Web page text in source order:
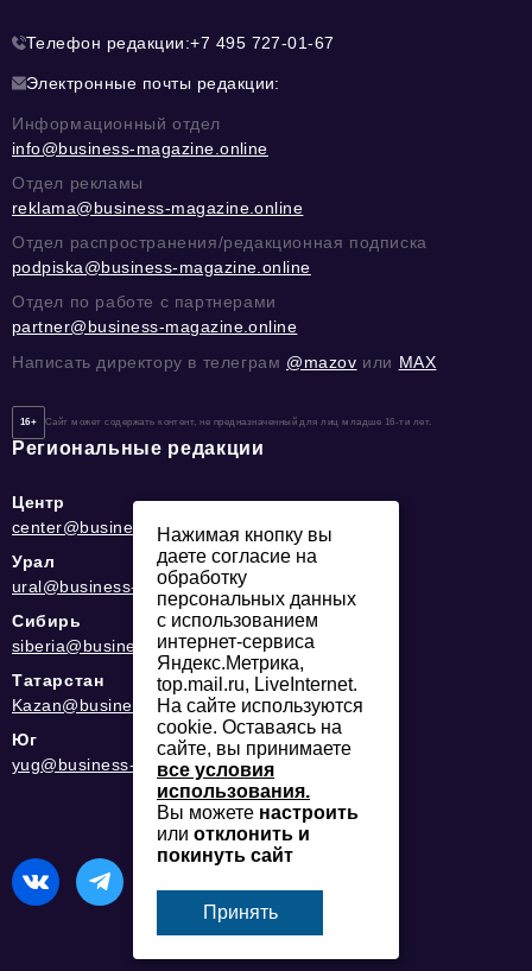
Телефон редакции:+7 495 727-01-67
Электронные почты редакции:
Информационный отдел
info@business-magazine.online
Отдел рекламы
reklama@business-magazine.online
Отдел распространения/редакционная подписка
podpiska@business-magazine.online
Отдел по работе с партнерами
partner@business-magazine.online
Написать директору в телеграм @mazov или MAX
16+ Сайт может содержать контент, не предназначенный для лиц младше 16-ти лет.
Региональные редакции
Центр
center@business-magazine.online
Урал
ural@business-magazine.online
Сибирь
siberia@business-magazine.online
Татарстан
Kazan@business-magazine.online
Юг
yug@business-magazine.online
Нажимая кнопку вы
даете согласие на
обработку
персональных данных
с использованием
интернет-сервиса
Яндекс.Метрика,
top.mail.ru, LiveInternet.
На сайте используются
cookie. Оставаясь на
сайте, вы принимаете
все условия
использования.
Вы можете настроить
или отклонить и
покинуть сайт
Принять